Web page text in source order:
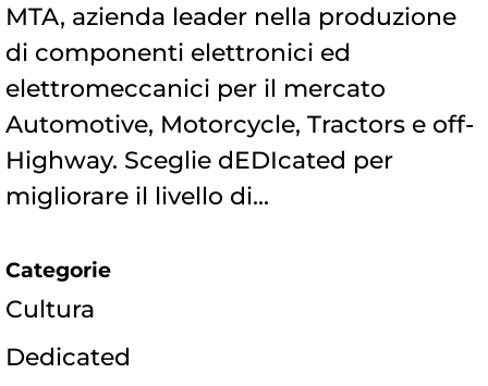
MTA, azienda leader nella produzione
di componenti elettronici ed
elettromeccanici per il mercato
Automotive, Motorcycle, Tractors e off-
Highway. Sceglie dEDIcated per
migliorare il livello di...
Categorie
Cultura
Dedicated